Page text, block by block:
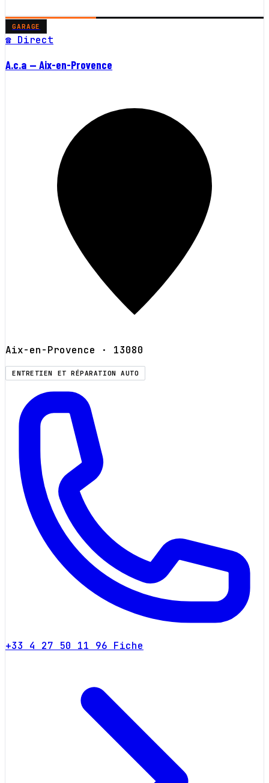
GARAGE
☎ Direct
A.c.a — Aix-en-Provence
Aix-en-Provence · 13080
ENTRETIEN ET RÉPARATION AUTO
+33 4 27 50 11 96 Fiche